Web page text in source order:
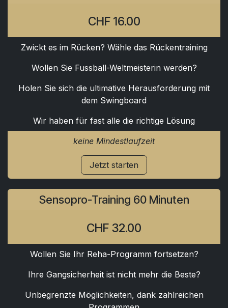
CHF 16.00
Zwickt es im Rücken? Wähle das Rückentraining
Wollen Sie Fussball-Weltmeisterin werden?
Holen Sie sich die ultimative Herausforderung mit
dem Swingboard
Wir haben für fast alle die richtige Lösung
keine Mindestlaufzeit
Jetzt starten
Sensopro-Training 60 Minuten
CHF 32.00
Wollen Sie Ihr Reha-Programm fortsetzen?
Ihre Gangsicherheit ist nicht mehr die Beste?
Unbegrenzte Möglichkeiten, dank zahlreichen